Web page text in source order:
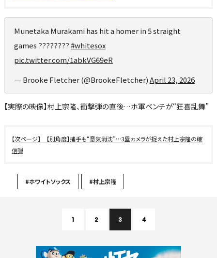
Munetaka Murakami has hit a homer in 5 straight
games ????????#whitesox
pic.twitter.com/1abkVG69eR
— Brooke Fletcher (@BrookeFletcher)April 23, 2026
【実際の映像】村上宗隆、衝撃弾の直後…ホ軍ベンチが“狂喜乱舞”
【別角度】捕手も“意気消沈”…3塁カメラが捉えた村上宗隆の確
信弾
#ホワイトソックス #村上宗隆
1 2 3 4